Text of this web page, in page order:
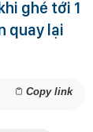
ghé tới 1
quay lại
Copy link